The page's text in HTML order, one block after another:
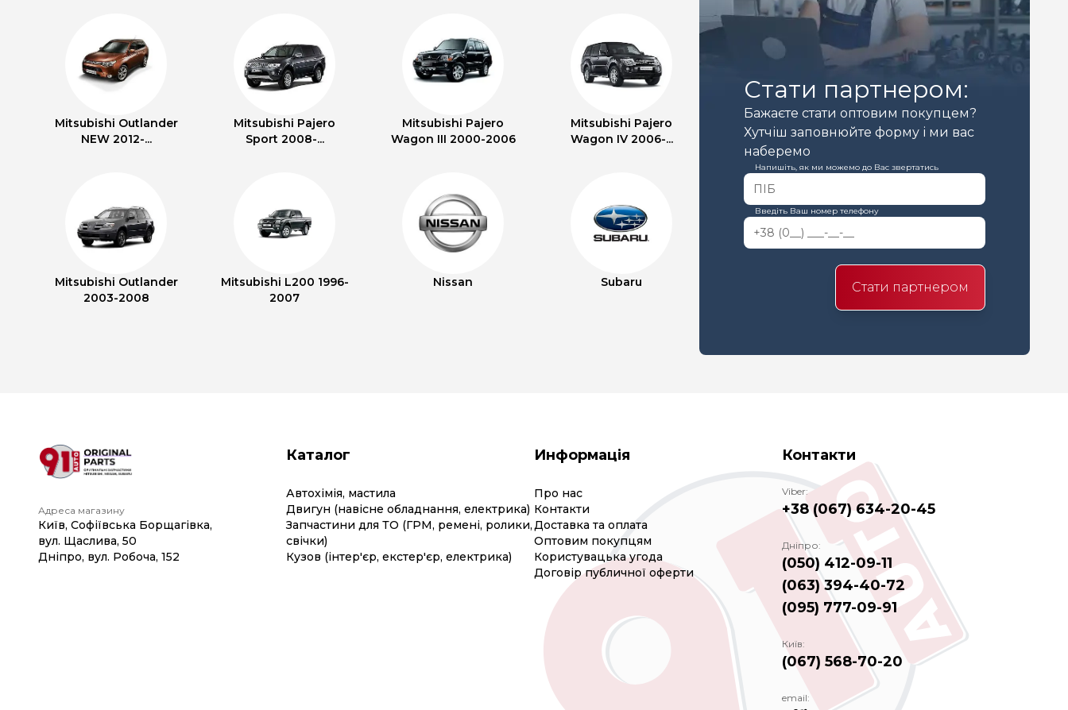
Mitsubishi Outlander
NEW 2012-...
Mitsubishi Pajero
Sport 2008-...
Mitsubishi Pajero
Wagon III 2000-2006
Mitsubishi Pajero
Wagon IV 2006-...
Mitsubishi Outlander
2003-2008
Mitsubishi L200 1996-
2007
Nissan Subaru
Стати партнером:
Бажаєте стати оптовим покупцем?
Хутчіш заповнюйте форму і ми вас
наберемо
Напишіть, як ми можемо до Вас звертатись
Введіть Ваш номер телефону
Стати партнером
Адреса магазину
Київ, Софіївська Борщагівка,
вул. Щаслива, 50
Дніпро, вул. Робоча, 152
Каталог
Автохімія, мастила
Двигун (навісне обладнання, електрика)
Запчастини для ТО (ГРМ, ремені, ролики,
свічки)
Кузов (інтер'єр, екстер'єр, електрика)
Информація
Про нас
Контакти
Доставка та оплата
Оптовим покупцям
Користувацька угода
Договір публичної оферти
Контакти
Viber:
+38 (067) 634-20-45
Дніпро:
(050) 412-09-11
(063) 394-40-72
(095) 777-09-91
Київ:
(067) 568-70-20
email: